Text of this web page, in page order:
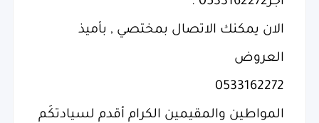
الان يمكنك ‏الاتصال بمختصي , بأميذ
العروض
0533162272
المواطين والمقيمين الكرام أقدم لسيادتكَم